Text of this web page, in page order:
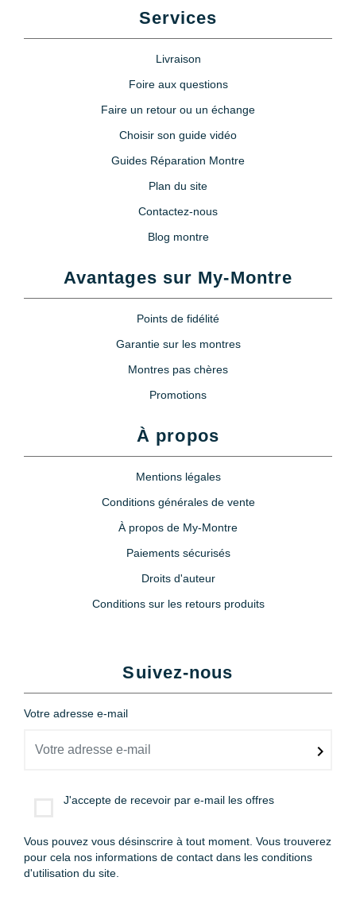
Services
Livraison
Foire aux questions
Faire un retour ou un échange
Choisir son guide vidéo
Guides Réparation Montre
Plan du site
Contactez-nous
Blog montre
Avantages sur My-Montre
Points de fidélité
Garantie sur les montres
Montres pas chères
Promotions
À propos
Mentions légales
Conditions générales de vente
À propos de My-Montre
Paiements sécurisés
Droits d'auteur
Conditions sur les retours produits
Suivez-nous
Votre adresse e-mail
J'accepte de recevoir par e-mail les offres
Vous pouvez vous désinscrire à tout moment. Vous trouverez
pour cela nos informations de contact dans les conditions
d'utilisation du site.